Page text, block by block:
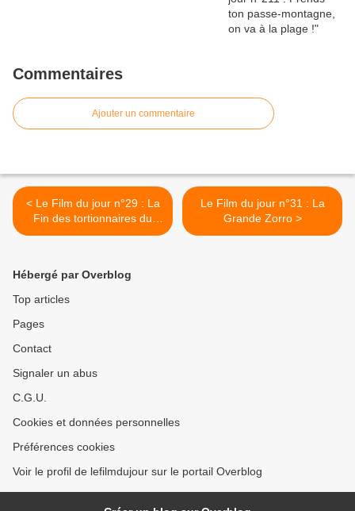
Commentaires
Ajouter un commentaire
< Le Film du jour n°29 : La
Fin des tortionnaires du
camp d'amour n°2
Le Film du jour n°31 : La
Grande Zorro >
Hébergé par Overblog
Top articles
Pages
Contact
Signaler un abus
C.G.U.
Cookies et données personnelles
Préférences cookies
Voir le profil de lefilmdujour sur le portail Overblog